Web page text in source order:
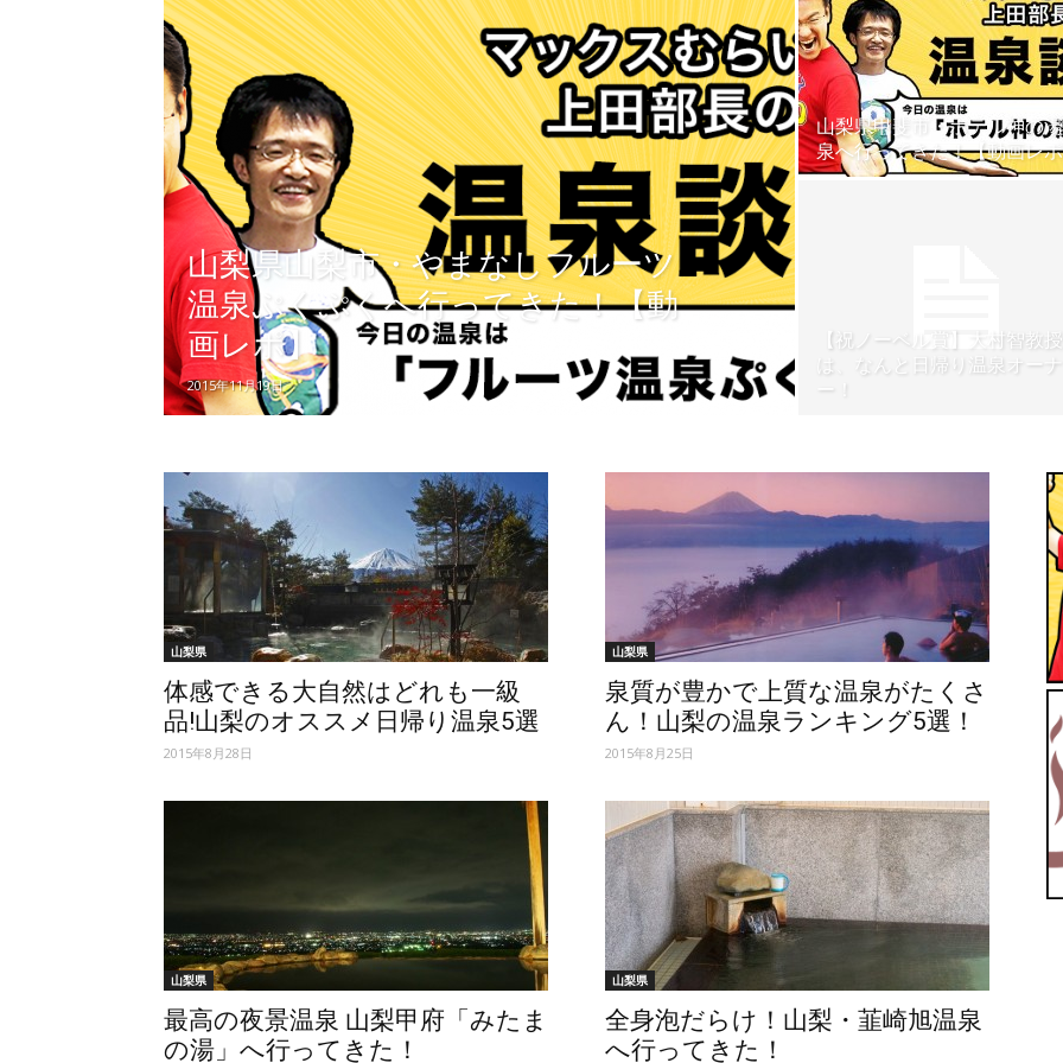
【ユ
ィ】
山梨県山梨市・やまなしフルーツ
温泉ぷくぷくへ行ってきた！【動
画レポ】
2015年11月19日
山梨県甲斐市・ホテル神の
泉へ行ってきた！【動画レ
【祝ノーベル賞】大村智教授
は、なんと日帰り温泉オーナ
ー！
山梨県
体感できる大自然はどれも一級
品!山梨のオススメ日帰り温泉5選
2015年8月28日
山梨県
泉質が豊かで上質な温泉がたくさ
ん！山梨の温泉ランキング5選！
2015年8月25日
山梨県
最高の夜景温泉 山梨甲府「みたま
の湯」へ行ってきた！
山梨県
全身泡だらけ！山梨・韮崎旭温泉
へ行ってきた！